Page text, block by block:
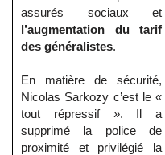
assurés sociaux et
l’augmentation du tarif
des généralistes.
En matière de sécurité,
Nicolas Sarkozy c’est le «
tout répressif ». Il a
supprimé la police de
proximité et privilégié la